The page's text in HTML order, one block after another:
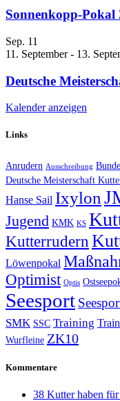
Sonnenkopp-Pokal
Sep. 11
11. September- 13.
Deutsche
Kalender anzeigen
Links
Anrudern Ausschreibung
Deutsche Meisterschaft
Hanse Sail Ixylon
Jugend KMK KS
Kutterrudern
Löwenpokal
Optimist Optis
Seesport
SMK SSC Training
Wurfleine ZK10
Kommentare
38 Kutter haben